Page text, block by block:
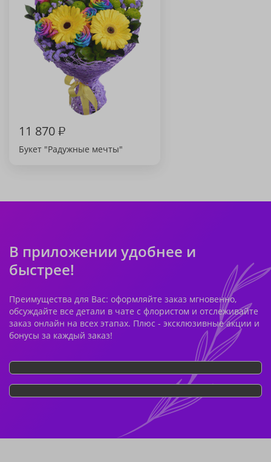
11 870₽
Букет "Радужные мечты"
В приложении удобнее и
быстрее!
Преимущества для Вас: оформляйте заказ мгновенно,
обсуждайте все детали в чате с флористом и отслеживайте
заказ онлайн на всех этапах. Плюс - эксклюзивные акции и
бонусы за каждый заказ!